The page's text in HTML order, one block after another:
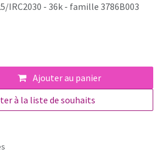
IRC2030 - 36k - famille 3786B003
Ajouter au panier
à la liste de souhaits